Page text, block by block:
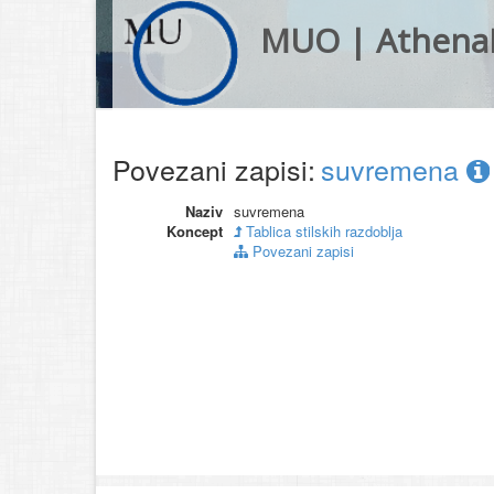
MUO |
Povezani zapisi: suvremena
Naziv suvremena
Koncept
Tablica stilskih razdoblja
Povezani zapisi